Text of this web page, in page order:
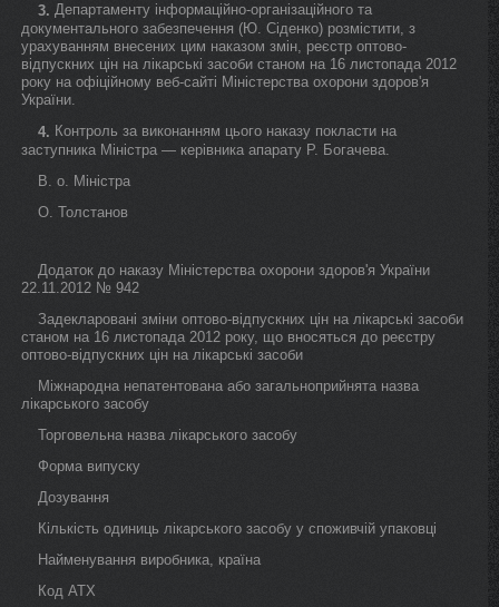
3. Департаменту інформаційно-організаційного та
документального забезпечення (Ю. Сіденко) розмістити, з
урахуванням внесених цим наказом змін, реєстр оптово-
відпускних цін на лікарські засоби станом на 16 листопада 2012
року на офіційному веб-сайті Міністерства охорони здоров'я
України.
4. Контроль за виконанням цього наказу покласти на
заступника Міністра — керівника апарату Р. Богачева.
В. о. Міністра
О. Толстанов
Додаток до наказу Міністерства охорони здоров'я України
22.11.2012 № 942
Задекларовані зміни оптово-відпускних цін на лікарські засоби
станом на 16 листопада 2012 року, що вносяться до реєстру
оптово-відпускних цін на лікарські засоби
Міжнародна непатентована або загальноприйнята назва
лікарського засобу
Торговельна назва лікарського засобу
Форма випуску
Дозування
Кількість одиниць лікарського засобу у споживчій упаковці
Найменування виробника, країна
Код АТХ